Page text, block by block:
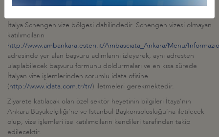
İtalya Schengen vize bölgesi dahilindedir. Schengen vizesi olmayan
katılımcıların
http://www.ambankara.esteri.it/Ambasciata_Ankara/Menu/
adresinde yer alan başvuru adımlarını izleyerek, aynı adresten
ulaşılabilecek başvuru formunu doldurmaları ve en kısa sürede
İtalyan vize işlemlerinden sorumlu idata ofisine
(http://www.idata.com.tr/tr/) iletmeleri gerekmektedir.
Ziyarete katılacak olan özel sektör heyetinin bilgileri İtaya’nın
Ankara Büyükelçiliği’ne ve İstanbul Başkonsolosluğu’na iletilecek
olup, vize işlemleri ise katılımcıların kendileri tarafından takip
edilecektir.